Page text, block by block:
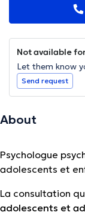
Not available
Let them know
Send request
About
Psychologue
adolescents et
La consultation
adolescents et